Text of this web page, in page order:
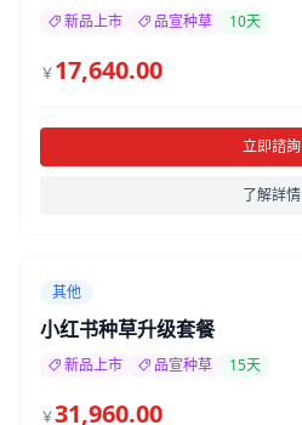
新品上市 品宣种草 10天
￥17,640.00
立即諮詢
了解詳情
其他
小红书种草升级套餐
新品上市 品宣种草 15天
￥31,960.00